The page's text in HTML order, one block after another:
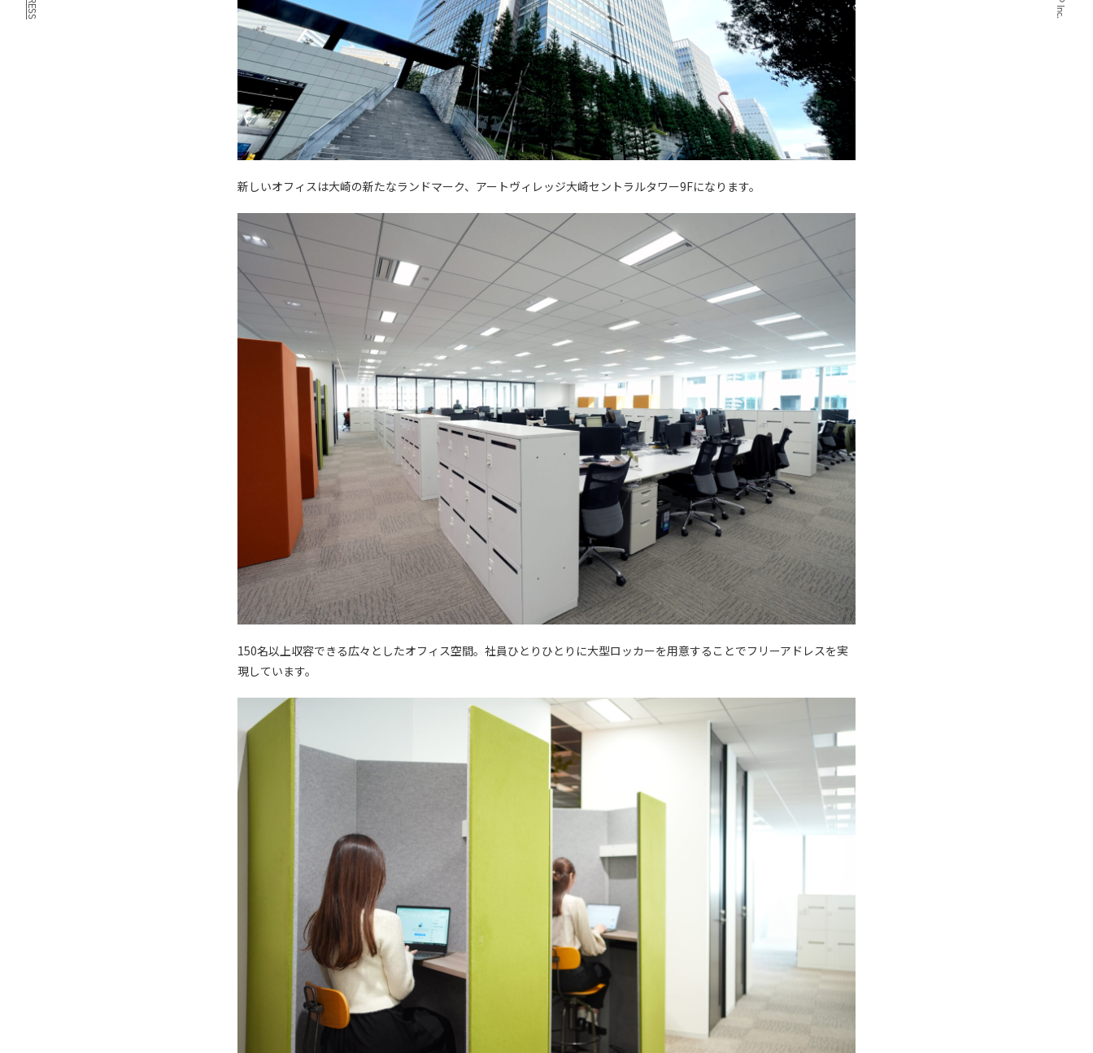
新しいオフィスは大崎の新たなランドマーク、アートヴィレッジ大崎セントラルタワー9Fになります。
150名以上収容できる広々としたオフィス空間。社員ひとりひとりに大型ロッカーを用意することでフリーアドレスを実
現しています。
PRESS